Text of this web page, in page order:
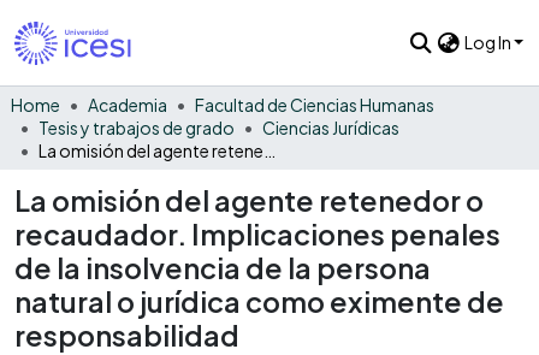
Log In
Home Academia
Facultad de Ciencias Humanas
Tesis y trabajos de grado
Ciencias Jurídicas
La omisión del agente retenedor o
recaudador. Implicaciones penales
de la insolvencia de la persona
natural o jurídica como eximente de
responsabilidad